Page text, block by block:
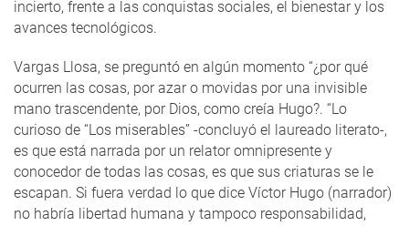
incierto, frente a las conquistas sociales, el bienestar y los
avances tecnológicos.
Vargas Llosa, se preguntó en algún momento “¿por qué
ocurren las cosas, por azar o movidas por una invisible
mano trascendente, por Dios, como creía Hugo?. “Lo
curioso de “Los miserables” -concluyó el laureado literato-,
es que está narrada por un relator omnipresente y
conocedor de todas las cosas, es que sus criaturas se le
escapan. Si fuera verdad lo que dice Víctor Hugo (narrador)
no habría libertad humana y tampoco responsabilidad,